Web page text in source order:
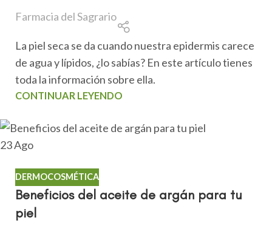
Farmacia del Sagrario
La piel seca se da cuando nuestra epidermis carece
de agua y lípidos, ¿lo sabías? En este artículo tienes
toda la información sobre ella.
CONTINUAR LEYENDO
23Ago
DERMOCOSMÉTICA
Beneficios del aceite de argán para tu
piel